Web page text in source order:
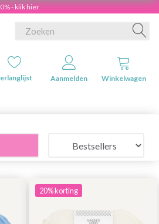
- klik hier
Aanmelden Winkelwagen
20% korting